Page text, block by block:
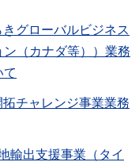
グローバルビジネス
（カナダ等））業務
て
チャレンジ事業業務
輸出支援事業（タイ